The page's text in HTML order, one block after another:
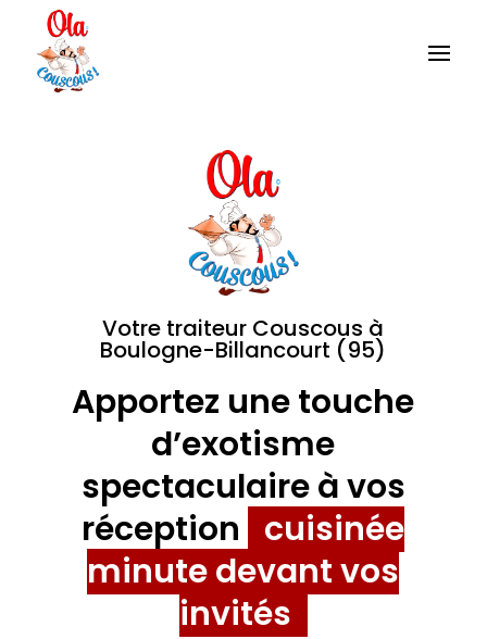
Votre traiteur Couscous à
Boulogne-Billancourt (95)
Apportez une touche
d’exotisme
spectaculaire à vos
réception cuisinée
minute devant vos
invités